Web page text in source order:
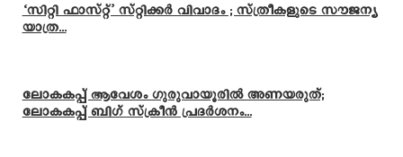
‘സിറ്റി ഫാസ്റ്റ്’ സ്റ്റിക്കർ വിവാദം ; സ്ത്രീകളുടെ സൗജന്യ
യാത്ര...
ലോകകപ്പ് ആവേശം ഗുരുവായൂരിൽ അണയരുത്;
ലോകകപ്പ് ബിഗ് സ്ക്രീൻ പ്രദർശനം...